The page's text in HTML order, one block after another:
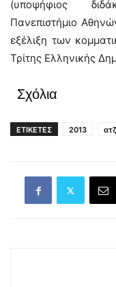
(υποψήφιος
Πανεπιστήμιο
εξέλιξη των
Τρίτης Ελληνικής
Σχόλια
ΕΤΙΚΕΤΕΣ 2013